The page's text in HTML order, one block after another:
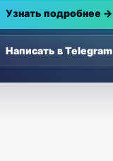
Узнать подробнее →
Написать в Telegram